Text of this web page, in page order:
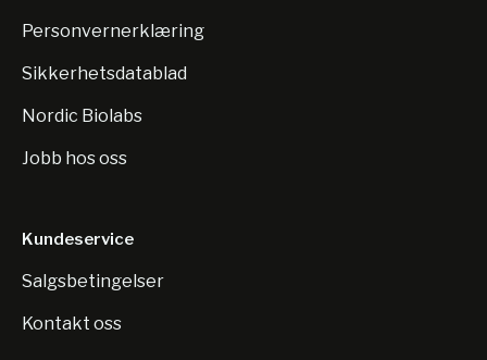
Personvernerklæring
Sikkerhetsdatablad
Nordic Biolabs
Jobb hos oss
Kundeservice
Salgsbetingelser
Kontakt oss